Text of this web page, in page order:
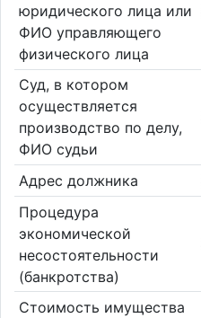
юридического лица или
ФИО управляющего
физического лица
Суд, в котором
осуществляется
производство по делу,
ФИО судьи
Адрес должника
Процедура
экономической
несостоятельности
(банкротства)
Стоимость имущества